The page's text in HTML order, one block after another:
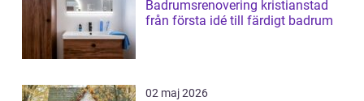
Badrumsrenovering kristianstad
från första idé till färdigt badrum
02 maj 2026